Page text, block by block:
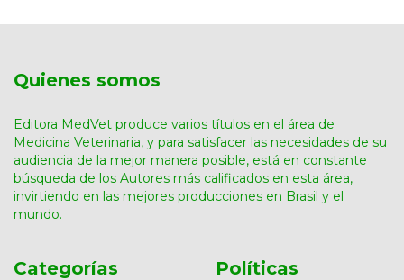
Quienes somos
Editora MedVet produce varios títulos en el área de
Medicina Veterinaria, y para satisfacer las necesidades de su
audiencia de la mejor manera posible, está en constante
búsqueda de los Autores más calificados en esta área,
invirtiendo en las mejores producciones en Brasil y el
mundo.
Categorías Políticas